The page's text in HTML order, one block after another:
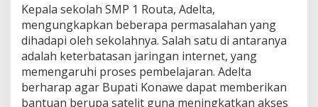
Kepala sekolah SMP 1 Routa, Adelta,
mengungkapkan beberapa permasalahan yang
dihadapi oleh sekolahnya. Salah satu di antaranya
adalah keterbatasan jaringan internet, yang
memengaruhi proses pembelajaran. Adelta
berharap agar Bupati Konawe dapat memberikan
bantuan berupa satelit guna meningkatkan akses